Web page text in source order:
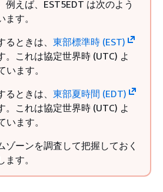
例えば、EST5EDT は次のよう
す。
ときは、 東部標準時 (EST)
。これは協定世界時 (UTC) よ
います。
ときは、 東部夏時間 (EDT)
。これは協定世界時 (UTC) よ
います。
ゾーンを調査して把握しておく
す。